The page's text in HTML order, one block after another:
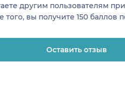
другим пользователям
вы получите 150 баллов
Оставить отзыв